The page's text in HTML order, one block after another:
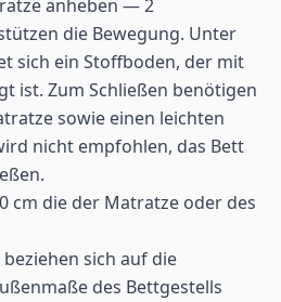
anheben — 2
die Bewegung. Unter
sich ein Stoffboden, der mit
ist. Zum Schließen benötigen
sowie einen leichten
nicht empfohlen, das Bett
cm die der Matratze oder des
beziehen sich auf die
des Bettgestells